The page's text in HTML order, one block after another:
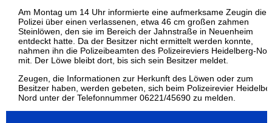
Am Montag um 14 Uhr informierte eine aufmerksame Zeugin die
Polizei über einen verlassenen, etwa 46 cm großen zahmen
Steinlöwen, den sie im Bereich der Jahnstraße in Neuenheim
entdeckt hatte. Da der Besitzer nicht ermittelt werden konnte,
nahmen ihn die Polizeibeamten des Polizeireviers Heidelberg-
mit. Der Löwe bleibt dort, bis sich sein Besitzer meldet.
Zeugen, die Informationen zur Herkunft des Löwen oder zum
Besitzer haben, werden gebeten, sich beim Polizeirevier
Nord unter der Telefonnummer 06221/45690 zu melden.